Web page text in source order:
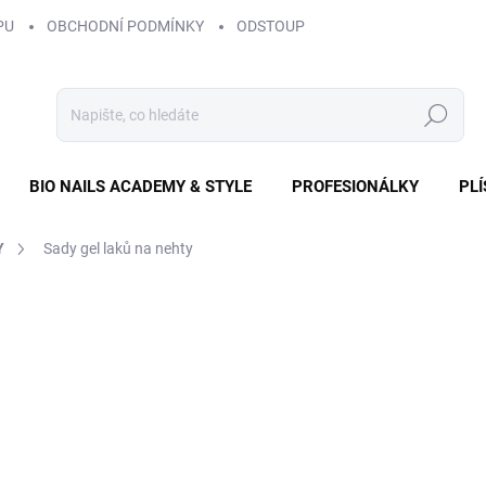
OBCHODNÍ PODMÍNKY ODSTOUPENÍ OD SMLOUVY
Hledat
BIO NAILS ACADEMY & STYLE PROFESIONÁLKY
Sady gel laků na nehty